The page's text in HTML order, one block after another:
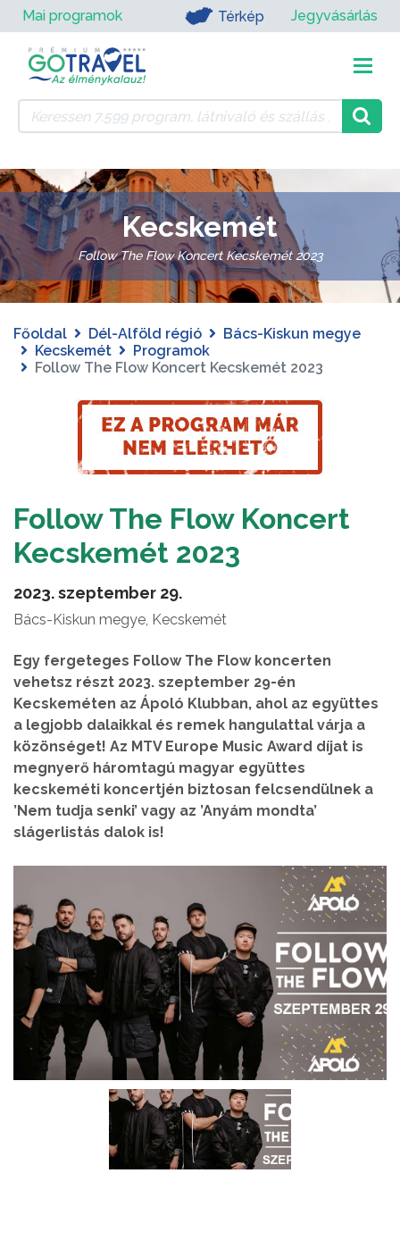
Mai programok Térkép Jegyvásárlás
Kecskemét
Follow The Flow Koncert Kecskemét 2023
Főoldal Dél-Alföld régió
Bács-Kiskun megye
Kecskemét
Programok
Follow The Flow Koncert Kecskemét 2023
Follow The Flow Koncert
Kecskemét 2023
2023. szeptember 29.
Bács-Kiskun megye, Kecskemét
Egy fergeteges Follow The Flow koncerten
vehetsz részt 2023. szeptember 29-én
Kecskeméten az Ápoló Klubban, ahol az együttes
a legjobb dalaikkal és remek hangulattal várja a
közönséget! Az MTV Europe Music Award díjat is
megnyerő háromtagú magyar együttes
kecskeméti koncertjén biztosan felcsendülnek a
’Nem tudja senki’ vagy az ’Anyám mondta’
slágerlistás dalok is!